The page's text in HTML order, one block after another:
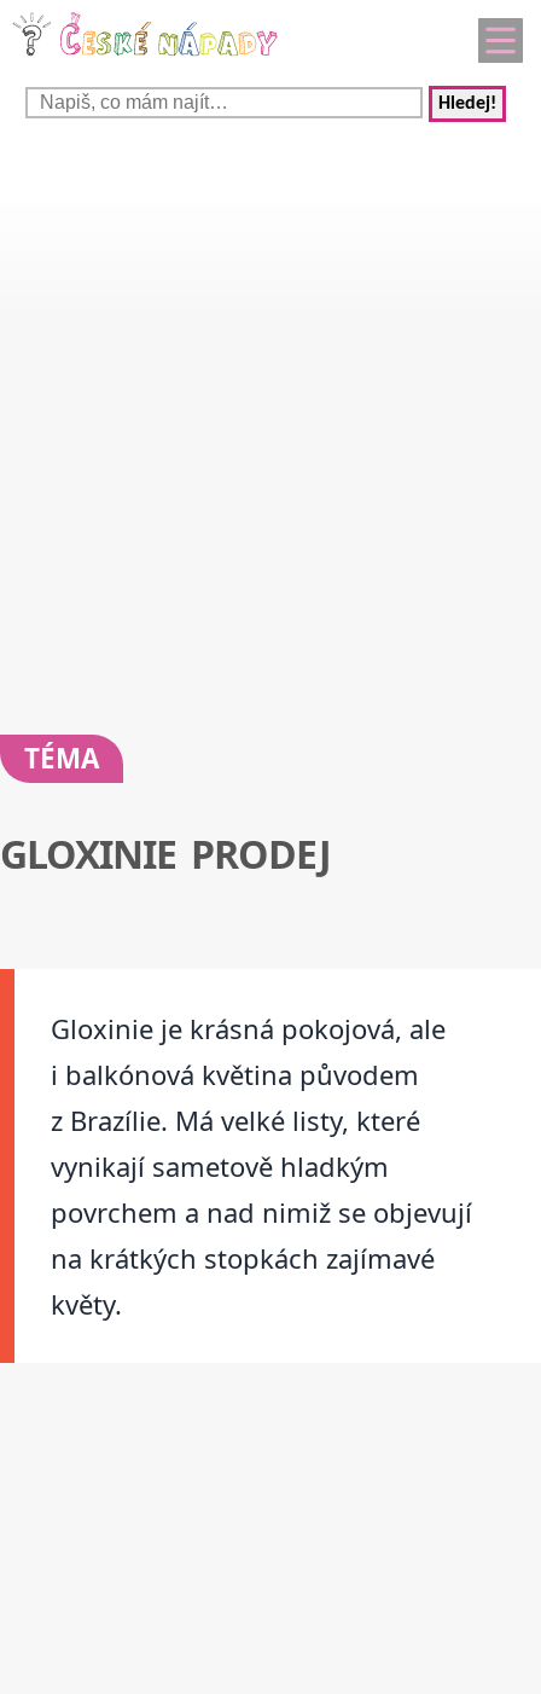
Hledej!
TÉMA
GLOXINIE PRODEJ
Gloxinie je krásná pokojová, ale
i balkónová květina původem
z Brazílie. Má velké listy, které
vynikají sametově hladkým
povrchem a nad nimiž se objevují
na krátkých stopkách zajímavé
květy.